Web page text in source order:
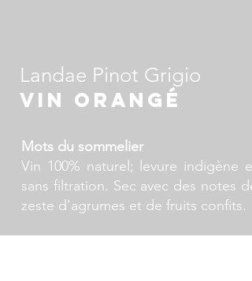
Landae Pinot Grigio
vin orangé
Mots du sommelier
Vin 100% naturel; levure indigène et
sans filtration. Sec avec des notes de
zeste d'agrumes et de fruits confits.